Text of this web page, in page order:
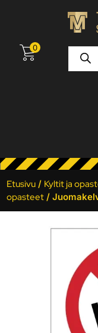
0
Etusivu / Kyltit ja
opasteet /